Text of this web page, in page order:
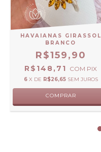
HAVAIANAS GIRASSOL
BRANCO
R$159,90
R$148,71 COM PIX
6 X DE R$26,65 SEM JUROS
COMPRAR